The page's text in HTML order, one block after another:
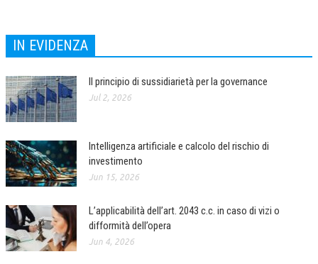
IN EVIDENZA
Il principio di sussidiarietà per la governance
Jul 2, 2026
Intelligenza artificiale e calcolo del rischio di
investimento
Jun 15, 2026
L’applicabilità dell’art. 2043 c.c. in caso di vizi o
difformità dell’opera
Jun 4, 2026